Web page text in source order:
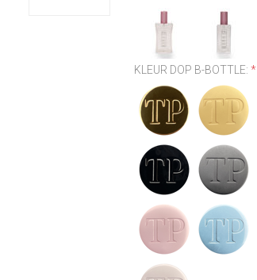
KLEUR DOP B-BOTTLE:*